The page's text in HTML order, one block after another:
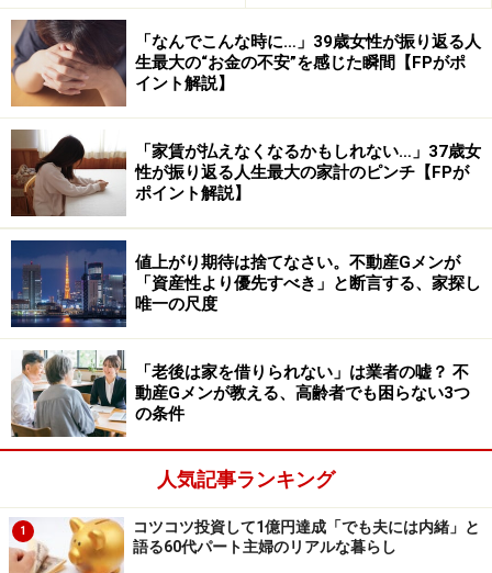
6000円がお得となる計算です。
ふるさと納税の仕組み（All About編集部作成）
数パーセントのポイントがもらえなくなったとしても、
十分にお得な制度です。改正後もふるさと納税を続ける
とよいでしょう。
「なんでこんな時に…」39歳女性が振り返る人
生最大の“お金の不安”を感じた瞬間【FPがポ
イント解説】
「家賃が払えなくなるかもしれない…」37歳女
性が振り返る人生最大の家計のピンチ【FPが
ポイント解説】
値上がり期待は捨てなさい。不動産Gメンが
「資産性より優先すべき」と断言する、家探し
唯一の尺度
「老後は家を借りられない」は業者の嘘？ 不
動産Gメンが教える、高齢者でも困らない3つ
の条件
人気記事ランキング
1
コツコツ投資して1億円達成「でも夫には内緒」と
語る60代パート主婦のリアルな暮らし